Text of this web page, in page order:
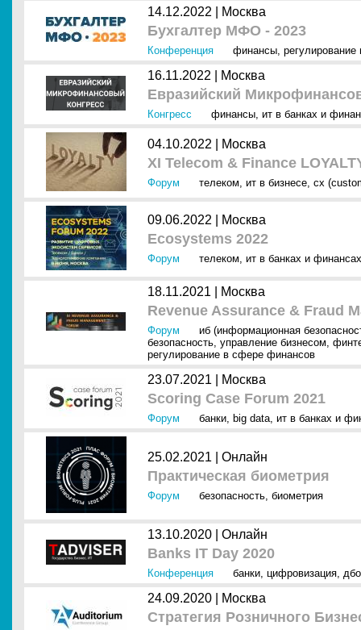
14.12.2022 | Москва
Бухгалтер МФО - 2023
Конференция финансы,
16.11.2022 | Москва
Евразийский
Конгресс финансы, ит в банках и
04.10.2022 | Москва
XI Telecom & Finance
Форум телеком, ит в бизнесе, cx
09.06.2022 | Москва
Ecosystems 2022
Форум телеком, ит в банках и финансах
18.11.2021 | Москва
Revenue Assurance & Fraud
Форум
иб (информационная
безопасность, управление бизнесом,
регулирование в сфере финансов
23.07.2021 | Москва
Scoring Case Forum 2021
Форум банки, big data, ит в банках и
25.02.2021 | Онлайн
Практическая биометрия
Форум безопасность, биометрия
13.10.2020 | Онлайн
Banks IT Day 2020
Конференция банки, цифровизация, дбо
24.09.2020 | Москва
Стратегия Розничного